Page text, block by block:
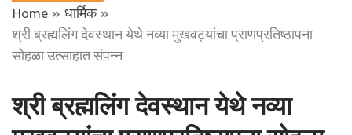
Home
धार्मिक
श्री ब्रह्मलिंग देवस्थान येथे नव्या मुखवट्यांचा प्राणप्रतिष्ठापना
सोहळा उत्साहात संपन्न
श्री ब्रह्मलिंग देवस्थान येथे नव्या